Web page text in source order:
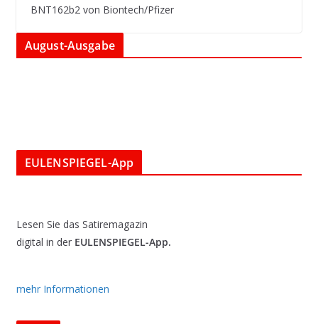
BNT162b2 von Biontech/Pfizer
August-Ausgabe
EULENSPIEGEL-App
Lesen Sie das Satiremagazin
digital in der EULENSPIEGEL-App.
mehr Informationen